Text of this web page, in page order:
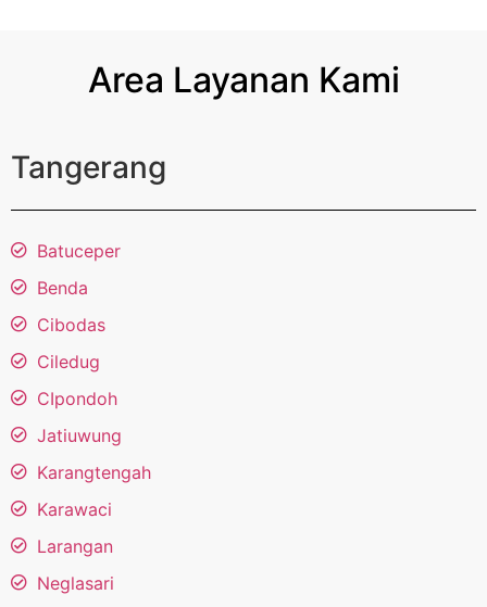
Area Layanan Kami
Tangerang
Batuceper
Benda
Cibodas
Ciledug
CIpondoh
Jatiuwung
Karangtengah
Karawaci
Larangan
Neglasari